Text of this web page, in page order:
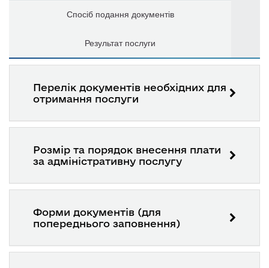
Спосіб подання документів
Результат послуги
Перелік документів необхідних для
отримання послуги
Розмір та порядок внесення плати
за адміністративну послугу
Форми документів (для
попереднього заповнення)